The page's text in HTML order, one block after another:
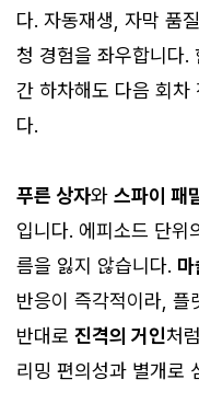
다. 자동재생, 자막 품
청 경험을 좌우합니다
간 하차해도 다음 회차
다.
푸른 상자와 스파이 패
입니다. 에피소드 단위
름을 잃지 않습니다. 마
반응이 즉각적이라, 플
반대로 진격의 거인처
리밍 편의성과 별개로